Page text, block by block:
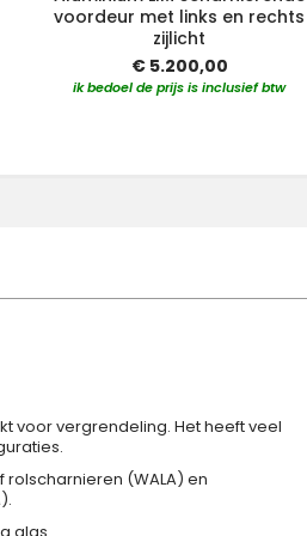
voordeur met links en rechts
zijlicht
€ 5.200,00
ik bedoel de prijs is inclusief btw